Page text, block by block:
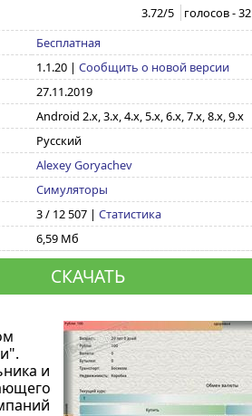
3.72/5 голосов -32
Бесплатная
1.1.20| Сообщить о новой версии
27.11.2019
Android 2.x, 3.x, 4.x, 5.x, 6.x, 7.x, 8.x, 9.x
Русский
Alexey Goryachev
Симуляторы
3 / 12 507 | Статистика
6,59 Мб
СКАЧАТЬ
и